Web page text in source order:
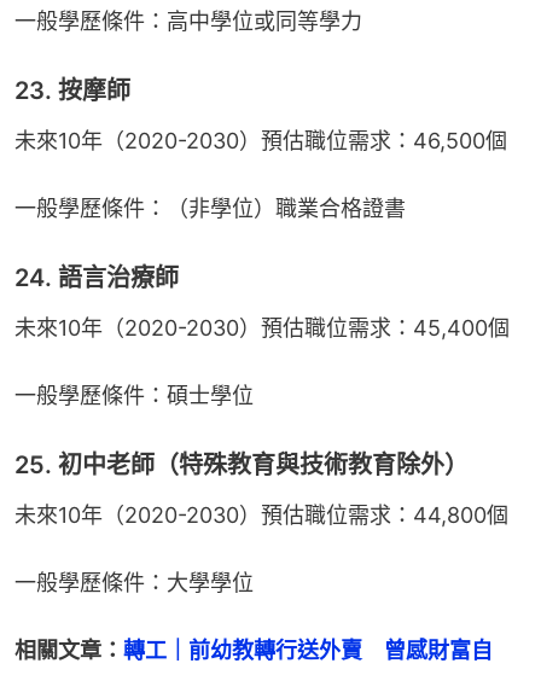
一般學歷條件：高中學位或同等學力
23. 按摩師
未來10年（2020-2030）預估職位需求：46,500個
一般學歷條件：（非學位）職業合格證書
24. 語言治療師
未來10年（2020-2030）預估職位需求：45,400個
一般學歷條件：碩士學位
25. 初中老師（特殊教育與技術教育除外）
未來10年（2020-2030）預估職位需求：44,800個
一般學歷條件：大學學位
相關文章： 轉工｜前幼教轉行送外賣　曾感財富自